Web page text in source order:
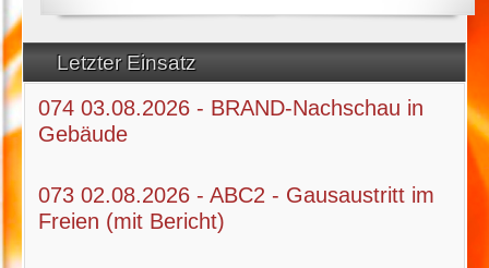
Letzter Einsatz
074 03.08.2026 - BRAND-Nachschau in
Gebäude
073 02.08.2026 - ABC2 - Gausaustritt im
Freien (mit Bericht)